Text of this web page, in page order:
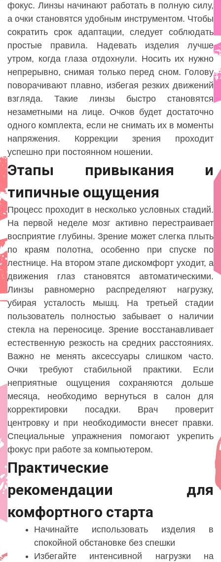
фокус. Линзы начинают работать в полную силу,
а очки становятся удобным инструментом. Чтобы
сократить срок адаптации, следует соблюдать
простые правила. Надевать изделия лучше
утром, когда глаза отдохнули. Носить их нужно
непрерывно, снимая только перед сном. Голову
поворачивают плавно, избегая резких движений
взгляда. Такие линзы быстро становятся
незаметными на лице. Очков будет достаточно
одного комплекта, если не снимать их в моменты
напряжения. Коррекции зрения проходит
успешно при постоянном ношении.
Этапы привыкания и
типичные ощущения
Процесс проходит в несколько условных стадий.
На первой неделе мозг активно перестраивает
восприятие глубины. Зрение может слегка плыть
по краям полотна, особенно при спуске по
лестнице. На втором этапе дискомфорт уходит, а
движения глаз становятся автоматическими.
Линзы равномерно распределяют нагрузку,
убирая усталость мышц. На третьей стадии
пользователь полностью забывает о наличии
стекла на переносице. Зрение восстанавливает
естественную резкость на средних расстояниях.
Важно не менять аксессуары слишком часто.
Очки требуют стабильной практики. Если
неприятные ощущения сохраняются дольше
месяца, необходимо вернуться в салон для
корректировки посадки. Врач проверит
центровку и при необходимости внесет правки.
Специальные упражнения помогают укрепить
фокус при работе за компьютером.
Практические
рекомендации для
комфортного старта
Начинайте использовать изделия в
спокойной обстановке без спешки
Избегайте интенсивной нагрузки на